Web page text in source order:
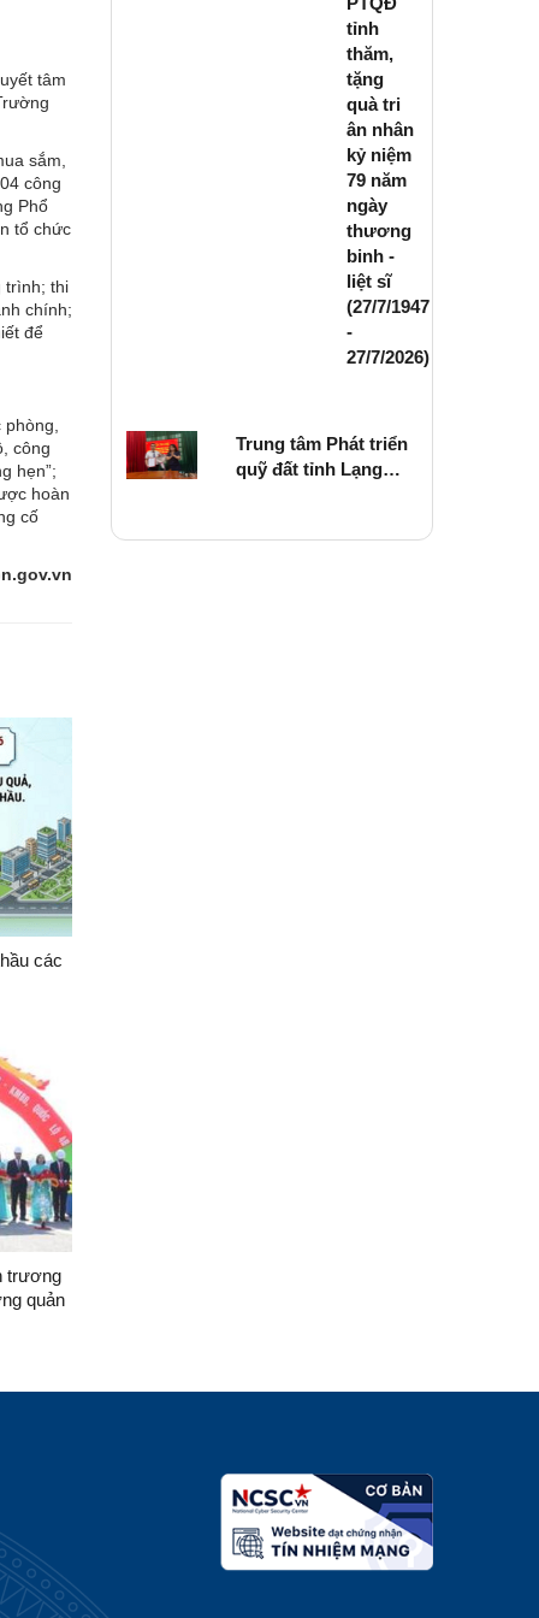
tâm
sắm,
công
Phổ
tổ chức
trình; thi
chính;
để
phòng,
công
hẹn”;
hoàn
cố
các
trương
quản
tỉnh
thăm,
tặng
quà tri
ân nhân
kỷ niệm
79 năm
ngày
thương
binh -
liệt sĩ
(27/7/1947
-
27/7/2026)
Trung tâm Phát triển
quỹ đất tỉnh Lạng
định của Giám đốc